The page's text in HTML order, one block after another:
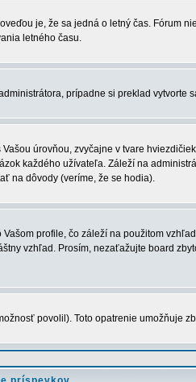
je, že sa jedná o letný čas. Fórum
letného času.
prípadne si preklad vytvorte
úrovňou, zvyčajne v tvare
každého užívateľa. Záleží na
na dôvody (veríme, že se hodia).
profile, čo záleží na použitom
vzhľad. Prosím, nezaťažujte board
povolil). Toto opatrenie umožňuje